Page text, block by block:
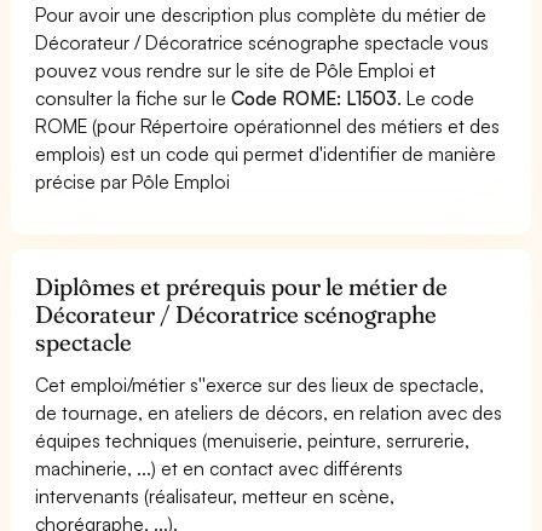
Pour avoir une description plus complète du métier de
Décorateur / Décoratrice scénographe spectacle vous
pouvez vous rendre sur le site de Pôle Emploi et
consulter la fiche sur leCode ROME: L1503. Le code
ROME (pour Répertoire opérationnel des métiers et des
emplois) est un code qui permet d'identifier de manière
précise par Pôle Emploi
Diplômes et prérequis pour le métier de
Décorateur / Décoratrice scénographe
spectacle
Cet emploi/métier s''exerce sur des lieux de spectacle,
de tournage, en ateliers de décors, en relation avec des
équipes techniques (menuiserie, peinture, serrurerie,
machinerie, ...) et en contact avec différents
intervenants (réalisateur, metteur en scène,
chorégraphe, ...).